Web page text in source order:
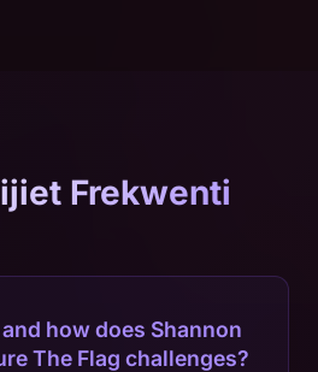
Frekwenti
how does Shannon
The Flag challenges?